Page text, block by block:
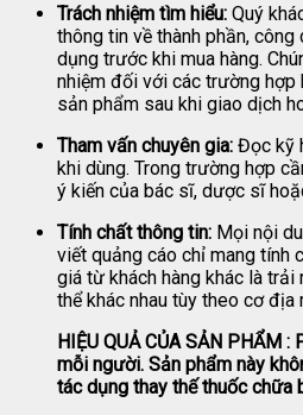
Trách nhiệm tìm hiểu: Quý
thông tin về thành phần,
dụng trước khi mua hàng.
nhiệm đối với các trường hợp
sản phẩm sau khi giao dịch
Tham vấn chuyên gia: Đọc kỹ
khi dùng. Trong trường hợp
ý kiến của bác sĩ, dược sĩ
Tính chất thông tin: Mọi nội
viết quảng cáo chỉ mang tính
giá từ khách hàng khác là trải
thể khác nhau tùy theo cơ địa
HIỆU QUẢ CỦA SẢN PHẨM
mỗi người. Sản phẩm này
tác dụng thay thế thuốc chữa